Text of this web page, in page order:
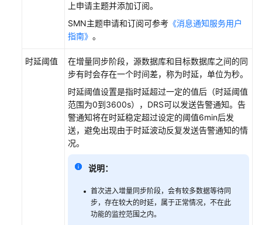
上申请主题并添加订阅。
SMN主题申请和订阅可参考 《消息通知服务用户
指南》 。
时延阈值
在增量同步阶段，源数据库和目标数据库之间的同
步有时会存在一个时间差，称为时延，单位为秒。
时延阈值设置是指时延超过一定的值后（时延阈值
范围为0到3600s），DRS可以发送告警通知。告
警通知将在时延稳定超过设定的阈值6min后发
送，避免出现由于时延波动反复发送告警通知的情
况。
说明：
首次进入增量同步阶段，会有较多数据等待同
步，存在较大的时延，属于正常情况，不在此
功能的监控范围之内。